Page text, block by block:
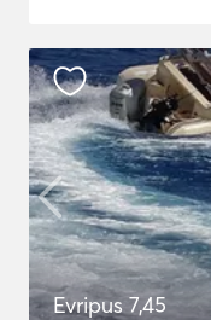
Evripus 7,45